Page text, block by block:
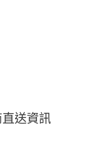
直送資訊